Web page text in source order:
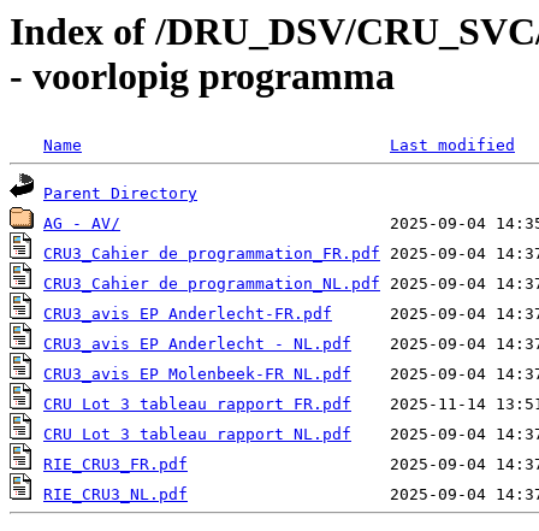
Index of /DRU_DSV/
- voorlopig programma
Name Last modified
Parent Directory
AG - AV/
CRU3_Cahier de programmation_FR.pdf
CRU3_Cahier de programmation_NL.pdf
CRU3_avis EP Anderlecht-FR.pdf
CRU3_avis EP Anderlecht - NL.pdf
CRU3_avis EP Molenbeek-FR NL.pdf
CRU Lot 3 tableau rapport FR.pdf
CRU Lot 3 tableau rapport NL.pdf
RIE_CRU3_FR.pdf
RIE_CRU3_NL.pdf